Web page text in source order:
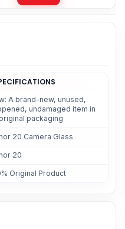
A brand-new, unused,
undamaged item in
packaging
20 Camera Glass
20
Original Product